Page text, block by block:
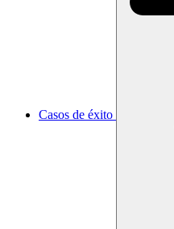
Casos de éxito